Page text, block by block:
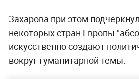
Захарова при этом
некоторых стран Европы
искусственно создают
вокруг гуманитарной темы.